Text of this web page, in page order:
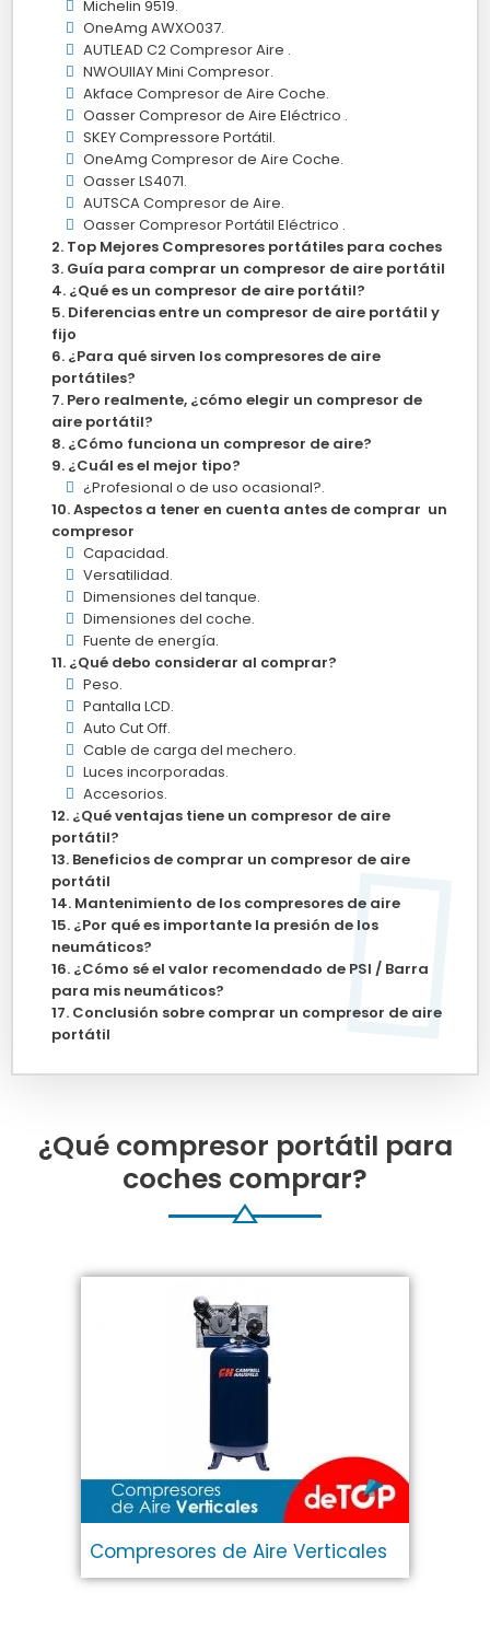
Michelin 9519.
OneAmg AWXO037.
AUTLEAD C2 Compresor Aire .
NWOUIIAY Mini Compresor.
Akface Compresor de Aire Coche.
Oasser Compresor de Aire Eléctrico .
SKEY Compressore Portátil.
OneAmg Compresor de Aire Coche.
Oasser LS4071.
AUTSCA Compresor de Aire.
Oasser Compresor Portátil Eléctrico .
Top Mejores Compresores portátiles para coches
Guía para comprar un compresor de aire portátil
¿Qué es un compresor de aire portátil?
Diferencias entre un compresor de aire portátil y
fijo
¿Para qué sirven los compresores de aire
portátiles?
Pero realmente, ¿cómo elegir un compresor de
aire portátil?
¿Cómo funciona un compresor de aire?
¿Cuál es el mejor tipo?
¿Profesional o de uso ocasional?.
Aspectos a tener en cuenta antes de comprar un
compresor
Capacidad.
Versatilidad.
Dimensiones del tanque.
Dimensiones del coche.
Fuente de energía.
¿Qué debo considerar al comprar?
Peso.
Pantalla LCD.
Auto Cut Off.
Cable de carga del mechero.
Luces incorporadas.
Accesorios.
¿Qué ventajas tiene un compresor de aire
portátil?
Beneficios de comprar un compresor de aire
portátil
Mantenimiento de los compresores de aire
¿Por qué es importante la presión de los
neumáticos?
¿Cómo sé el valor recomendado de PSI / Barra
para mis neumáticos?
Conclusión sobre comprar un compresor de aire
portátil
¿Qué compresor portátil para
coches comprar?
Compresores de Aire Verticales